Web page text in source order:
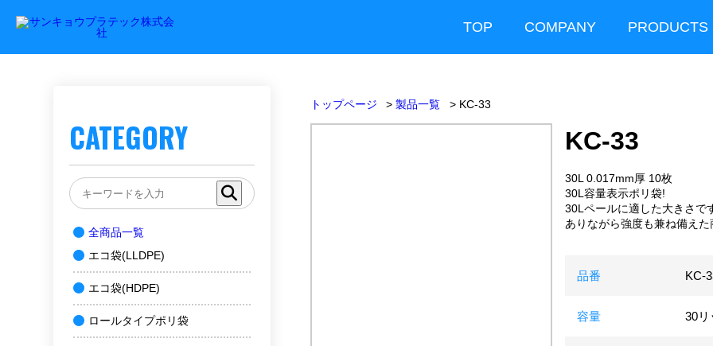
TOP COMPANY PRODUCTS
トップページ 製品一覧 KC-33
KC-33
30L 0.017mm厚 10枚
30L容量表示ポリ袋!
30Lペールに適した大きさで
ありながら強度も兼ね備えた
品番 KC-
容量 30リ
CATEGORY
全商品一覧
エコ袋(LLDPE)
エコ袋(HDPE)
ロールタイプポリ袋